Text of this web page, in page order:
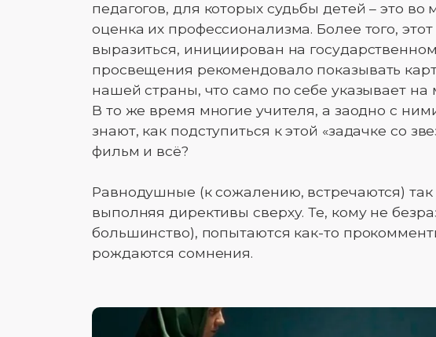
педагогов, для которых судьбы детей – это во
оценка их профессионализма. Более того,
выразиться, инициирован на
просвещения рекомендовало показывать
нашей страны, что само по себе указывает
В то же время многие учителя, а заодно с
знают, как подступиться к этой «задачке со
фильм и всё?
Равнодушные (к сожалению, встречаются)
выполняя директивы сверху. Те, кому не
большинство), попытаются как-то
рождаются сомнения.